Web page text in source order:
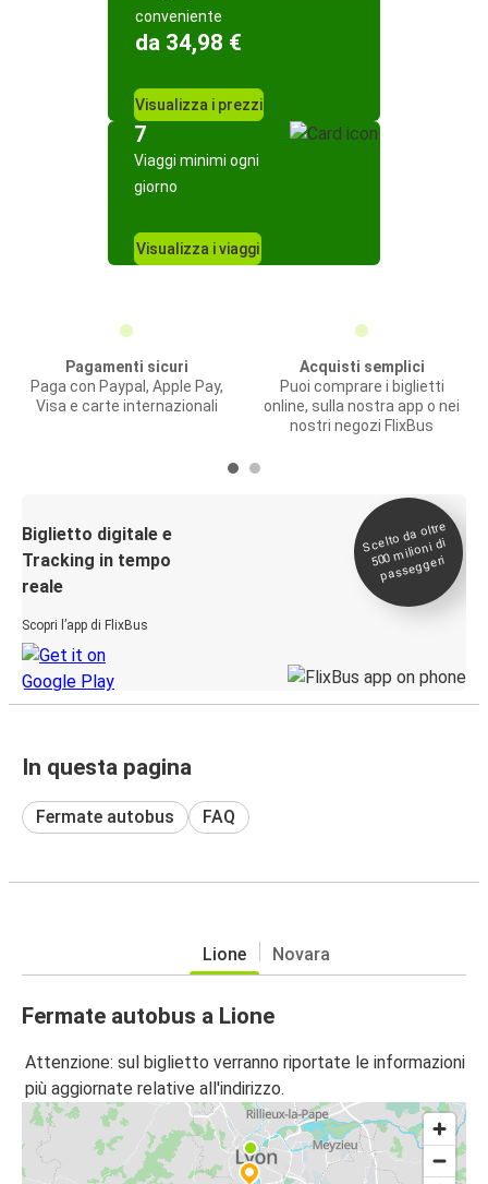
conveniente
da 34,98 €
Visualizza i prezzi
7
Viaggi minimi ogni
giorno
Visualizza i viaggi
Pagamenti sicuri
Paga con Paypal, Apple Pay,
Visa e carte internazionali
Acquisti semplici
Puoi comprare i biglietti
online, sulla nostra app o nei
nostri negozi FlixBus
Biglietto digitale e
Tracking in tempo
reale
Scopri l’app di FlixBus
Scelto da oltre
500
milioni di
passeggeri
In questa pagina
Fermate autobus FAQ
Lione Novara
Fermate autobus a Lione
Attenzione: sul biglietto verranno riportate le informazioni
più aggiornate relative all'indirizzo.